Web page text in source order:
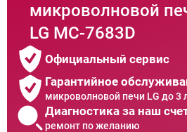
микроволновой
LG MC-7683D
Официальный сервис
Гарантийное
микроволновой печи LG до 3
Диагностика за наш
ремонт по желанию